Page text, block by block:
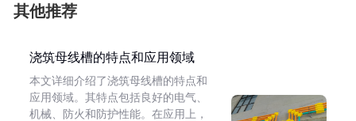
其他推荐
浇筑母线槽的特点和应用领域
本文详细介绍了浇筑母线槽的特点和
应用领域。其特点包括良好的电气、
机械、防火和防护性能。在应用上，